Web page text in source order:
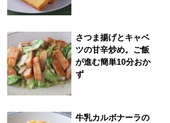
さつま揚げとキャベ
ツの甘辛炒め。ご飯
が進む簡単10分おか
ず
牛乳カルボナーラの